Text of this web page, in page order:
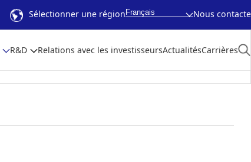
Sélectionner une région Français Nous contacte
R&D Relations avec les investisseursActualitésCarrières